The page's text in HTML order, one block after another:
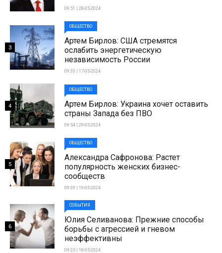
09:51 | 28-05-2024
ОБЩЕСТВО
Артем Бирлов: США стремятся
ослабить энергетическую
независимость России
09:33 | 17-05-2024
3
ОБЩЕСТВО
Артем Бирлов: Украина хочет оставить
страны Запада без ПВО
09:54 | 29-05-2024
4
ОБЩЕСТВО
Александра Сафронова: Растет
популярность женских бизнес-
сообществ
09:39 | 19-05-2024
5
СОБЫТИЯ
Юлия Селиванова: Прежние способы
борьбы с агрессией и гневом
неэффективны
09:35 | 18-05-2024
6